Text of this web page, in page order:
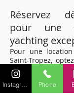
Réservez
pour une
yachting
Pour une
Saint-Tropez,
100. Offrant le
divertissement, ce
escapade
Phone